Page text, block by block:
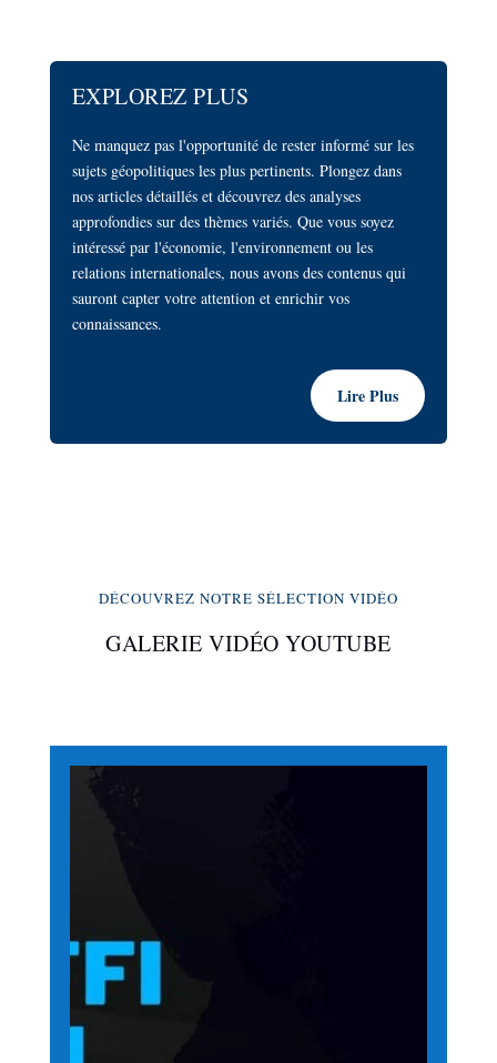
EXPLOREZ PLUS
Ne manquez pas l'opportunité de rester informé sur les
sujets géopolitiques les plus pertinents. Plongez dans
nos articles détaillés et découvrez des analyses
approfondies sur des thèmes variés. Que vous soyez
intéressé par l'économie, l'environnement ou les
relations internationales, nous avons des contenus qui
sauront capter votre attention et enrichir vos
connaissances.
Lire Plus
DÉCOUVREZ NOTRE SÉLECTION VIDÉO
GALERIE VIDÉO YOUTUBE